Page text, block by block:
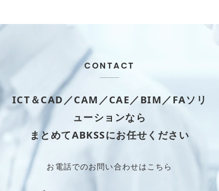
CONTACT
ICT＆CAD／CAM／CAE／BIM／FAソリ
ューションなら
まとめてABKSSにお任せください
お電話でのお問い合わせはこちら